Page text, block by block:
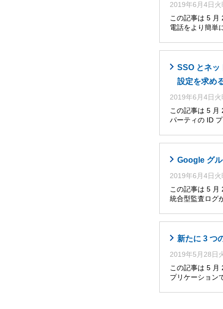
2019年6月4日火
この記事は 5 月
電話をより簡単
SSO とネッ
設定を求め
2019年6月4日火
この記事は 5 月
パーティの ID
Google グ
2019年6月4日火
この記事は 5 月
統合型監査ログ
新たに 3 つ
2019年5月28日
この記事は 5 月
プリケーション